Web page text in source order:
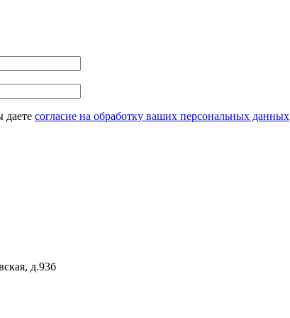
согласие на обработку ваших персональных данных
д.93б